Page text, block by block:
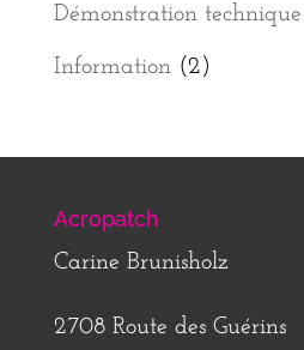
Démonstration technique
Information(2)
Acropatch
Carine Brunisholz
2708 Route des Guérins